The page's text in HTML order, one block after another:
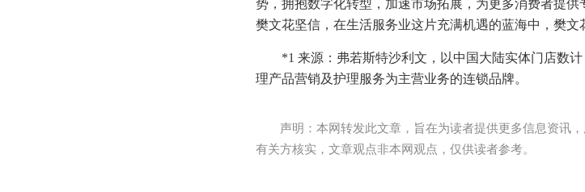
势，拥抱数字化转型，加速市场拓展，为更多消费者提
樊文花坚信，在生活服务业这片充满机遇的蓝海中，樊
*1 来源：弗若斯特沙利文，以中国大陆实体门店数
理产品营销及护理服务为主营业务的连锁品牌。
声明：本网转发此文章，旨在为读者提供更多信息资讯
有关方核实，文章观点非本网观点，仅供读者参考。